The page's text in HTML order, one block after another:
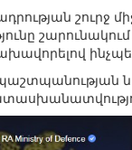
շուրջ